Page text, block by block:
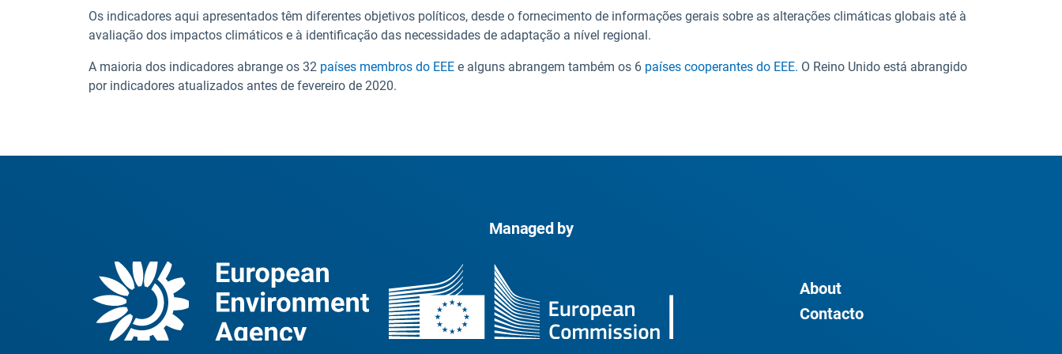
Os indicadores aqui apresentados têm diferentes objetivos políticos, desde o fornecimento de informações gerais sobre as alterações climáticas globais até à
avaliação dos impactos climáticos e à identificação das necessidades de adaptação a nível regional.
A maioria dos indicadores abrange os 32 países membros do EEE e alguns abrangem também os 6 países cooperantes do EEE. O Reino Unido está abrangido
por indicadores atualizados antes de fevereiro de 2020.
Managed by
About
Contacto